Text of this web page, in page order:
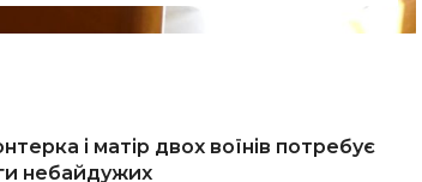
і матір двох воїнів потребує
небайдужих